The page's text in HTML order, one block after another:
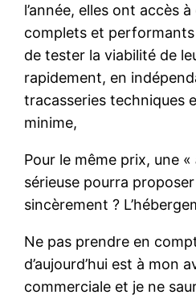
l’année, elles ont accès
complets et
de tester la viabilité de
rapidement, en
tracasseries techniques
minime,
Pour le même prix, une «
sérieuse pourra
sincèrement ?
Ne pas prendre en
d’aujourd’hui est à mon
commerciale et je ne